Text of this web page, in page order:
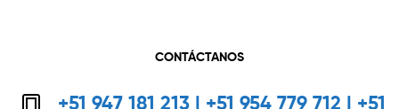
CONTÁCTANOS
+51 947 181 213 | +51 954 779 712 | +51